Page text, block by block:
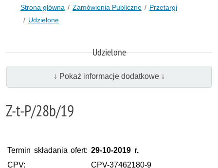
Strona główna Zamówienia Publiczne
Przetargi
Udzielone
Udzielone
↓ Pokaż informacje dodatkowe ↓
Z-t-P/28b/19
Termin składania ofert: 29-10-2019 r.
CPV:
CPV-37462180-9